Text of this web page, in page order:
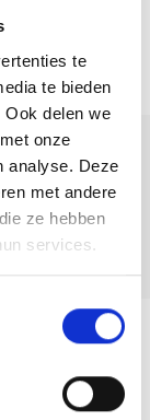
te
te bieden
delen we
onze
analyse. Deze
met andere
ze hebben
services.
Wij
te kijken! Maak